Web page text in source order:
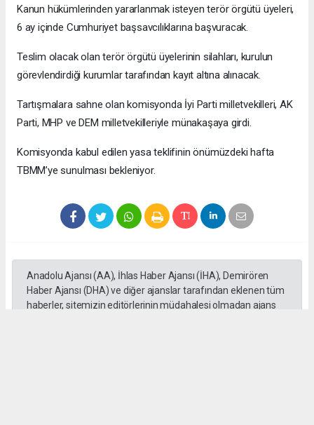
Kanun hükümlerinden yararlanmak isteyen terör örgütü üyeleri,
6 ay içinde Cumhuriyet başsavcılıklarına başvuracak.
Teslim olacak olan terör örgütü üyelerinin silahları, kurulun
görevlendirdiği kurumlar tarafından kayıt altına alınacak.
Tartışmalara sahne olan komisyonda İyi Parti milletvekilleri, AK
Parti, MHP ve DEM milletvekilleriyle münakaşaya girdi.
Komisyonda kabul edilen yasa teklifinin önümüzdeki hafta
TBMM’ye sunulması bekleniyor.
Anadolu Ajansı (AA), İhlas Haber Ajansı (İHA), Demirören
Haber Ajansı (DHA) ve diğer ajanslar tarafından eklenen tüm
haberler, sitemizin editörlerinin müdahalesi olmadan ajans